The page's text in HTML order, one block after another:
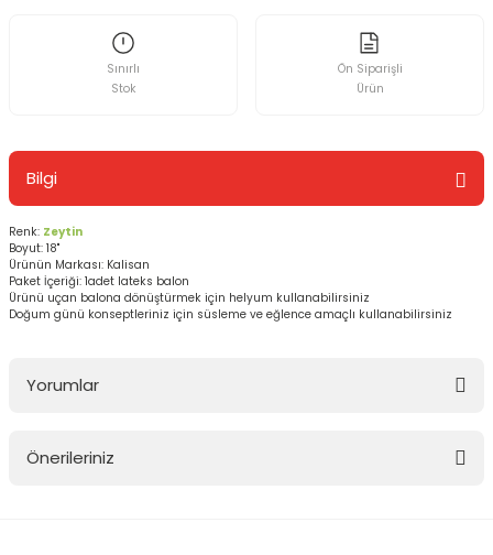
Sınırlı
Stok
Ön Siparişli
Ürün
Bilgi
Renk: Zeytin
Boyut: 18"
Ürünün Markası: Kalisan
Paket İçeriği: 1adet lateks balon
Ürünü uçan balona dönüştürmek için helyum kullanabilirsiniz
Doğum günü konseptleriniz için süsleme ve eğlence amaçlı kullanabilirsiniz
Yorumlar
Önerileriniz